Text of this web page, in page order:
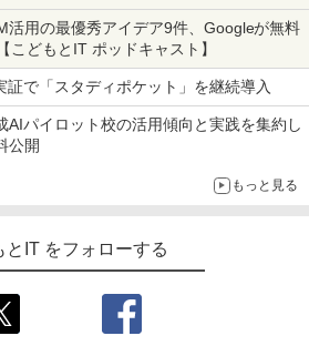
まで
活用の最優秀アイデア9件、Googleが無料
こどもとIT ポッドキャスト】
証で「スタディポケット」を継続導入
AIパイロット校の活用傾向と実践を集約し
公開
もっと見る
とIT をフォローする